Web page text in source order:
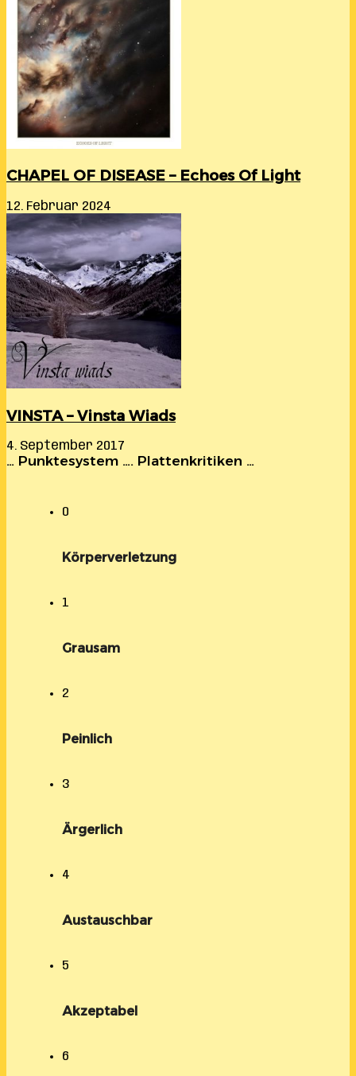
CHAPEL OF DISEASE – Echoes Of Light
12. Februar 2024
VINSTA – Vinsta Wiads
4. September 2017
… Punktesystem …. Plattenkritiken …
0
Körperverletzung
1
Grausam
2
Peinlich
3
Ärgerlich
4
Austauschbar
5
Akzeptabel
6